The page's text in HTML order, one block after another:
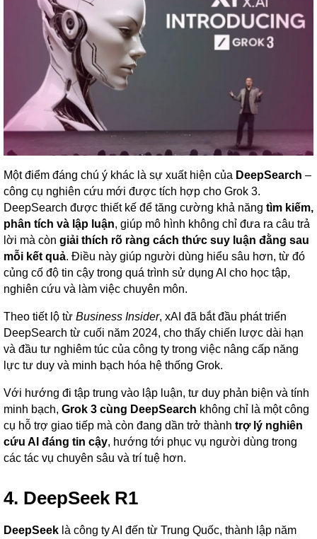
Một điểm đáng chú ý khác là sự xuất hiện của DeepSearch –
công cụ nghiên cứu mới được tích hợp cho Grok 3.
DeepSearch được thiết kế để tăng cường khả năng tìm kiếm,
phân tích và lập luận, giúp mô hình không chỉ đưa ra câu trả
lời mà còn giải thích rõ ràng cách thức suy luận đằng sau
mỗi kết quả. Điều này giúp người dùng hiểu sâu hơn, từ đó
củng cố độ tin cậy trong quá trình sử dụng AI cho học tập,
nghiên cứu và làm việc chuyên môn.
Theo tiết lộ từ Business Insider, xAI đã bắt đầu phát triển
DeepSearch từ cuối năm 2024, cho thấy chiến lược dài hạn
và đầu tư nghiêm túc của công ty trong việc nâng cấp năng
lực tư duy và minh bạch hóa hệ thống Grok.
Với hướng đi tập trung vào lập luận, tư duy phản biện và tính
minh bạch, Grok 3 cùng DeepSearch không chỉ là một công
cụ hỗ trợ giao tiếp mà còn đang dần trở thành trợ lý nghiên
cứu AI đáng tin cậy, hướng tới phục vụ người dùng trong
các tác vụ chuyên sâu và trí tuệ hơn.
4. DeepSeek R1
DeepSeek là công ty AI đến từ Trung Quốc, thành lập năm